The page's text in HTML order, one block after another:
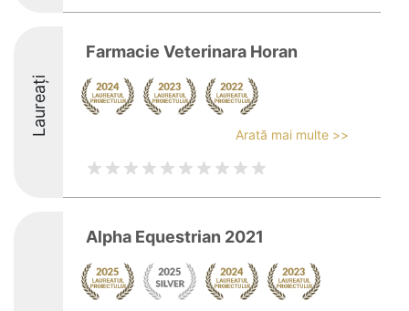
Laureați
Farmacie Veterinara Horan
Arată mai multe >>
Alpha Equestrian 2021